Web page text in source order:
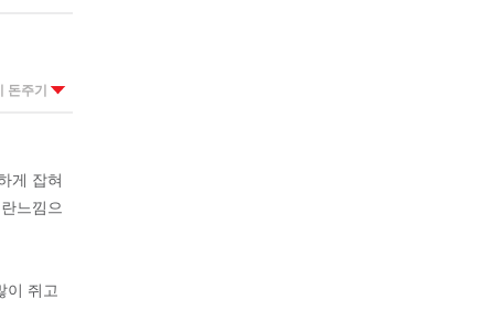
돈주기
게 잡혀
느낌으
이 쥐고